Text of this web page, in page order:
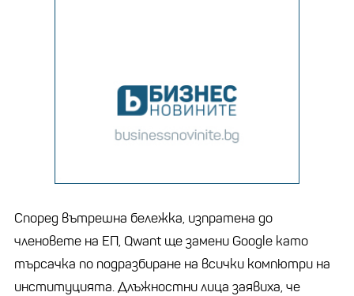
Според вътрешна бележка, изпратена до
членовете на ЕП, Qwant ще замени Google като
търсачка по подразбиране на всички компютри на
институцията. Длъжностни лица заявиха, че